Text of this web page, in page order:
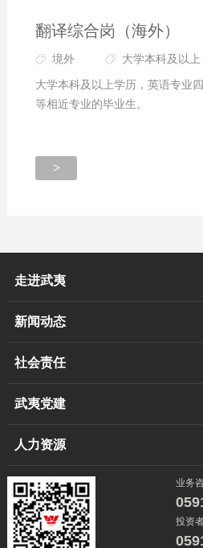
翻译综合岗（海外）
境外
大学本科及以上
大学本科及以上学历，英语专业
等相近专业的毕业生。
>
走进武夷
新闻动态
社会责任
武夷党建
人力资源
业务
投资